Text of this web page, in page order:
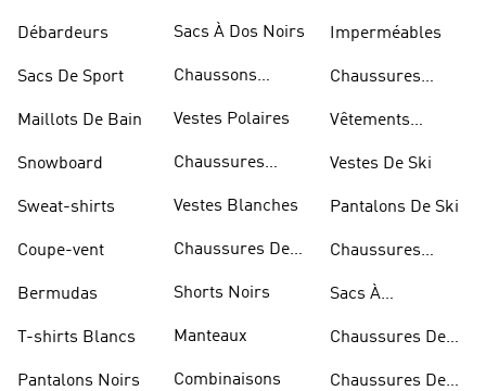
Débardeurs
Sacs De Sport
Maillots De Bain
Snowboard
Sweat-shirts
Coupe-vent
Bermudas
T-shirts Blancs
Pantalons Noirs
Sacs À Dos Noirs
Chaussons
Vestes Polaires
Chaussures
Vestes Blanches
Chaussures De
Shorts Noirs
Manteaux
Combinaisons
Imperméables
Chaussures
Vêtements
Vestes De Ski
Pantalons De Ski
Chaussures
Sacs À
Chaussures De
Chaussures De